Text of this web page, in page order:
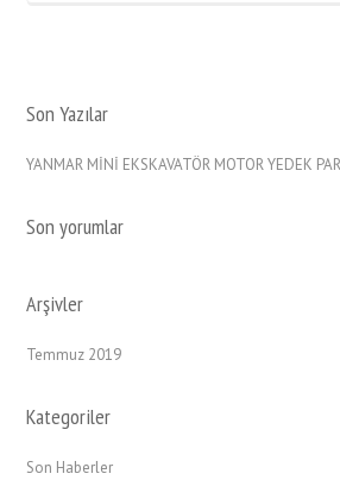
Son Yazılar
YANMAR MİNİ EKSKAVATÖR MOTOR YEDEK
Son yorumlar
Arşivler
Temmuz 2019
Kategoriler
Son Haberler